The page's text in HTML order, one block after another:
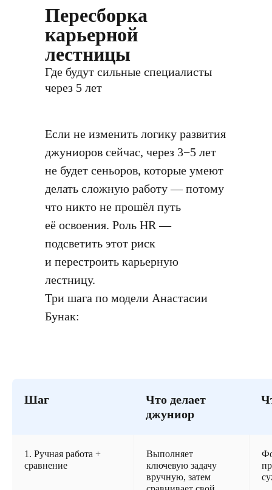
Пересборка
карьерной
лестницы
Где будут сильные специалисты
через 5 лет
Если не изменить логику развития
джуниоров сейчас, через 3−5 лет
не будет сеньоров, которые умеют
делать сложную работу — потому
что никто не прошёл путь
её освоения. Роль HR —
подсветить этот риск
и перестроить карьерную
лестницу.
Три шага по модели Анастасии
Бунак:
Шаг
Что делает
джуниор
1. Ручная работа +
сравнение
Выполняет
ключевую задачу
вручную, затем